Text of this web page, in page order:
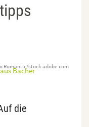
Romantic/stock.adobe.com
die